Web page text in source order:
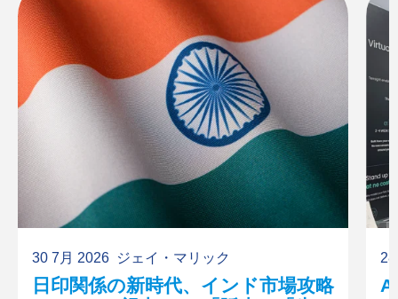
30 7月 2026 ジェイ・マリック
日印関係の新時代、インド市場攻略